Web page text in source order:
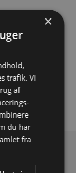
af
intelligens i
teknologi for
blevet hverdag i
×
trafik. Vi
af
du har
fra